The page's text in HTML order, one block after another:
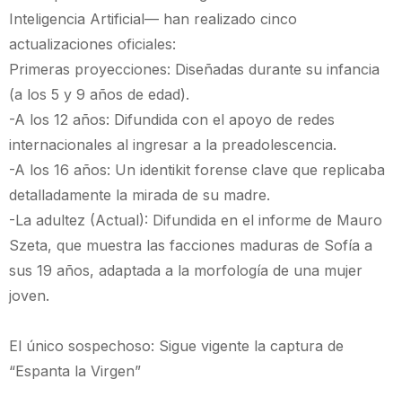
Inteligencia Artificial— han realizado cinco
actualizaciones oficiales:
Primeras proyecciones: Diseñadas durante su infancia
(a los 5 y 9 años de edad).
-A los 12 años: Difundida con el apoyo de redes
internacionales al ingresar a la preadolescencia.
-A los 16 años: Un identikit forense clave que replicaba
detalladamente la mirada de su madre.
-La adultez (Actual): Difundida en el informe de Mauro
Szeta, que muestra las facciones maduras de Sofía a
sus 19 años, adaptada a la morfología de una mujer
joven.
El único sospechoso: Sigue vigente la captura de
“Espanta la Virgen”